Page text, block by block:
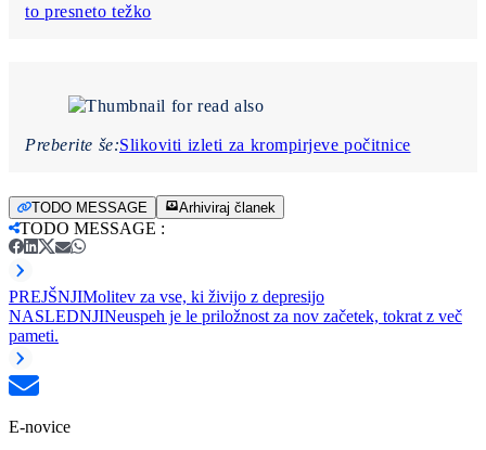
to presneto težko
Preberite še:Slikoviti izleti za krompirjeve počitnice
TODO MESSAGE Arhiviraj članek
TODO MESSAGE :
PREJŠNJIMolitev za vse, ki živijo z depresijo
NASLEDNJINeuspeh je le priložnost za nov začetek, tokrat z več
pameti.
E-novice